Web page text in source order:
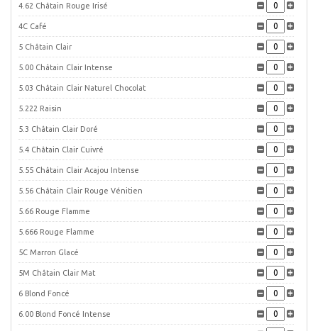
4.62 Châtain Rouge Irisé
4C Café
5 Châtain Clair
5.00 Châtain Clair Intense
5.03 Châtain Clair Naturel Chocolat
5.222 Raisin
5.3 Châtain Clair Doré
5.4 Châtain Clair Cuivré
5.55 Châtain Clair Acajou Intense
5.56 Châtain Clair Rouge Vénitien
5.66 Rouge Flamme
5.666 Rouge Flamme
5C Marron Glacé
5M Châtain Clair Mat
6 Blond Foncé
6.00 Blond Foncé Intense